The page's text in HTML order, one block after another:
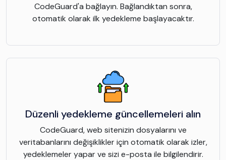
CodeGuard'a bağlayın. Bağlandıktan sonra,
otomatik olarak ilk yedekleme başlayacaktır.
Düzenli yedekleme güncellemeleri alın
CodeGuard, web sitenizin dosyalarını ve
veritabanlarını değişiklikler için otomatik olarak izler,
yedeklemeler yapar ve sizi e-posta ile bilgilendirir.